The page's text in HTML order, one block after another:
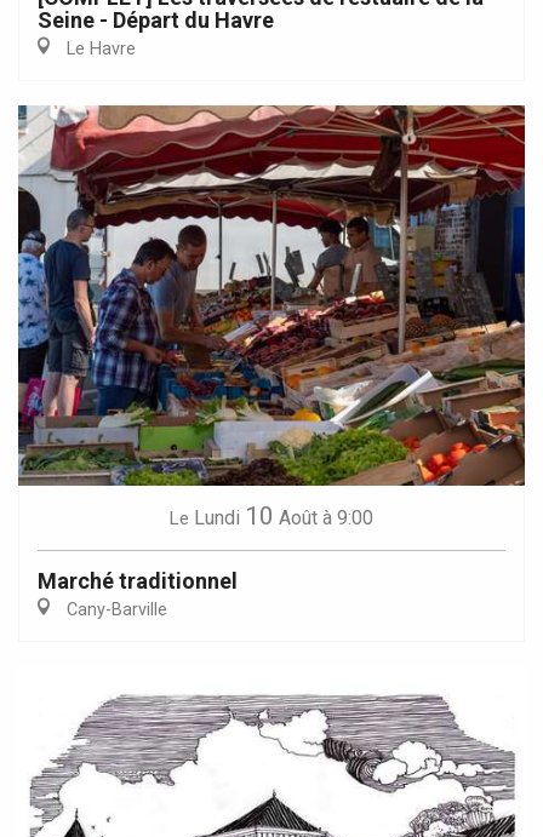
Seine - Départ du Havre
Le Havre
Le Lundi 10 Août à 9:00
Marché traditionnel
Cany-Barville